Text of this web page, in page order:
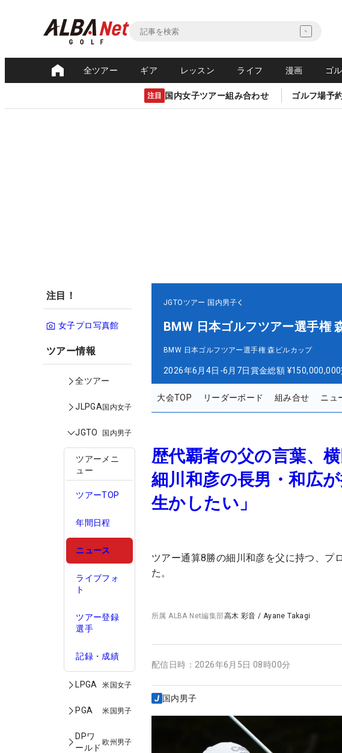
全ツアー ギア レッスン ライフ 漫画 ゴ
注目 国内女子ツアー組み合わせ ゴルフ場予
注目！
女子プロ写真館
ツアー情報
全ツアー
JLPGA国内女子
JGTO 国内男子
ツアーメニ
ュー
ツアーTOP
年間日程
ニュース
ライブフォ
ト
ツアー登録
選手
記録・成績
LPGA 米国女子
PGA 米国男子
DPワ
ールド
欧州男子
JGTOツアー 国内男子
BMW 日本ゴルフツアー選手権
BMW 日本ゴルフツアー選手権 森ビルカップ
2026年6月4日-6月7日賞金総額 ¥150,000,000
大会TOP リーダーボード 組み合せ ニュ
歴代覇者の父の言葉、
細川和彦の長男・和広
生かしたい」
ツアー通算8勝の細川和彦を父に持つ、プ
た。
所属ALBA Net編集部高木 彩音 / Ayane Takagi
配信日時： 2026年6月5日 08時00分
国内男子